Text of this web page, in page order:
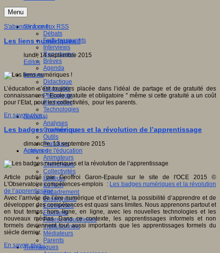
Menu
S'informer
Débats
Faits marquants
Interviews
Reportages
Brèves
Agenda
Innover
Didactique
Dispositifs
Pédagogie
Recherche
Technologies
Savoir(s)
Analyses
Conférences
Outils
Pratiques
Acteurs de l'éducation
Animateurs
Chercheurs
Collectivités
Editeurs
EdTech
Encadrement
Enseignants
Entreprises
Etudiants
Filières industrielles
Institutionnels
Médiateurs
Parents
Thématiques
S'abonner à ce flux RSS
Les liens numériques !
lundi, 14 septembre 2015
Editos
L’éducation s’est toujours placée dans l’idéal de partage et de gratuité des
connaissances " Ecole gratuite et obligatoire " même si cette gratuité a un coût
pour l’Etat, pour les collectivités, pour les parents.
En savoir plus...
Les badges numériques et la révolution de l’apprentissage
dimanche, 13 septembre 2015
Analyses
Article publié par Geoffroi Garon-Epaule sur le site de l'OCE 2015 ©
L'Observatoire compétences-emplois : Les badges numériques et la révolution
de l’apprentissage
Avec l’arrivée de l’ère numérique et d’internet, la possibilité d’apprendre et de
développer des compétences est quasi sans limites. Nous apprenons partout et
en tout temps, hors ligne, en ligne, avec les nouvelles technologies et les
nouveaux médias. Dans ce contexte, les apprentissages informels et non
formels deviennent tout aussi importants que les apprentissages formels du
siècle dernier.
En savoir plus...